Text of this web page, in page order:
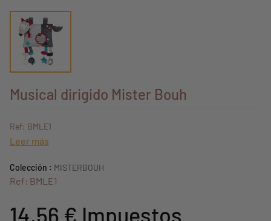
Musical dirigido Mister Bouh
Ref: BMLE1
Leer más
Colección : MISTERBOUH
Ref: BMLE1
14,56 € Impuestos